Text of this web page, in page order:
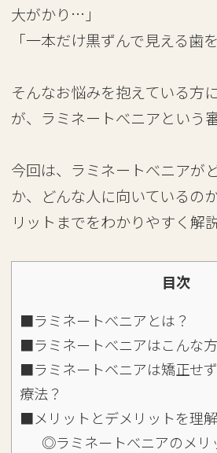
大がかり…」
「一本だけ黒ずんで見える歯
そんなお悩みを抱えている方
が、ラミネートべニアという
今回は、ラミネートべニアが
か、どんな人に向いているの
リットまでをわかりやすく解
目次
■ラミネートべニアとは？
■ラミネートべニアはこんな
■ラミネートベニアは矯正せ
療法？
■メリットとデメリットを理
◎ラミネートべニアのメリ